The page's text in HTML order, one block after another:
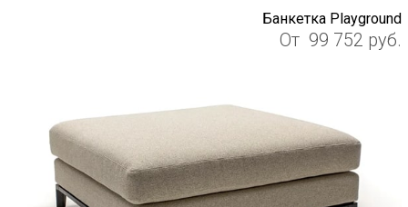
Банкетка Playground
От 99 752 руб.